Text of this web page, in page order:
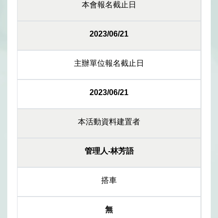
本會報名截止日
2023/06/21
主辦單位報名截止日
2023/06/21
本活動資料建置者
管理人-林芳語
搭車
無